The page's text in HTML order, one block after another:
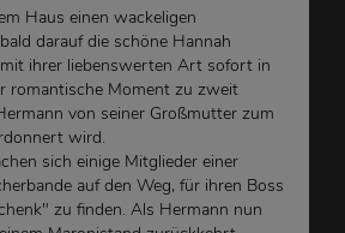
Haus einen wackeligen
darauf die schöne Hannah
ihrer liebenswerten Art sofort in
romantische Moment zu zweit
von seiner Großmutter zum
wird.
sich einige Mitglieder einer
auf den Weg, für ihren Boss
zu finden. Als Hermann nun